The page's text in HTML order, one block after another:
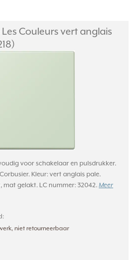
Les Couleurs vert anglais
voor schakelaar en pulsdrukker.
Kleur: vert anglais pale.
mat gelakt. LC nummer: 32042. Meer
niet retourneerbaar